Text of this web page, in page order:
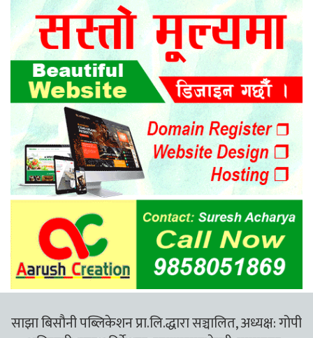
साझा बिसौनी पब्लिकेशन प्रा.लि.द्धारा सञ्चालित, अध्यक्ष: गोपी